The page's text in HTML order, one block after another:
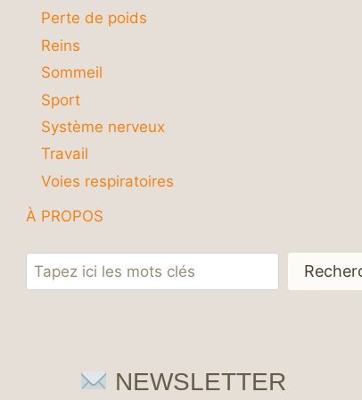
Perte de poids
Reins
Sommeil
Sport
Système nerveux
Travail
Voies respiratoires
À PROPOS
Rechercher
NEWSLETTER